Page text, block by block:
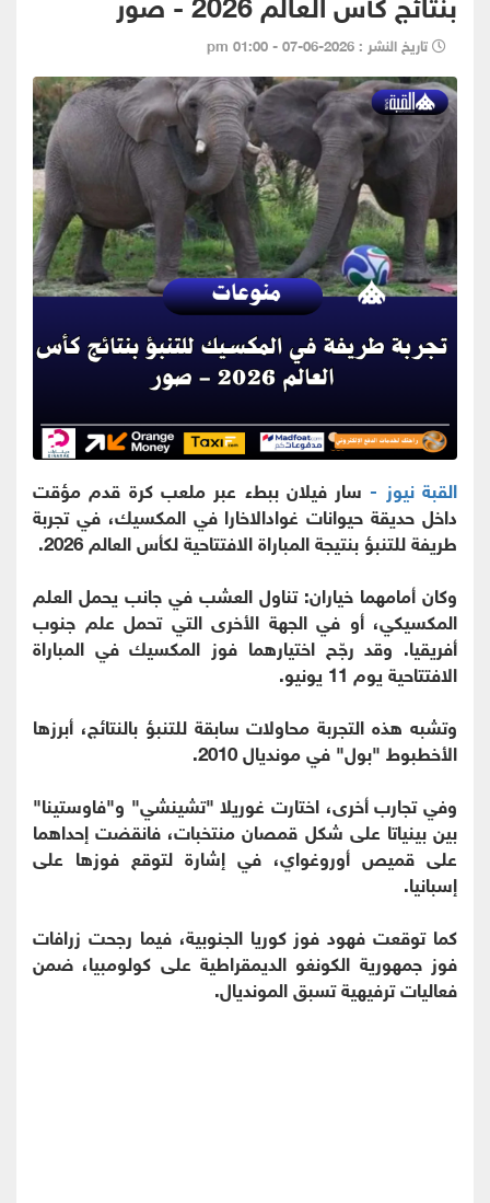
تاريخ النشر : 2026-06-07 - 01:00 pm
القبة نيوز - سار فيلان ببطء عبر ملعب كرة قدم مؤقت
داخل حديقة حيوانات غوادالاخارا في المكسيك، في تجربة
طريفة للتنبؤ بنتيجة المباراة الافتتاحية لكأس العالم 2026.
وكان أمامهما خياران: تناول العشب في جانب يحمل العلم
المكسيكي، أو في الجهة الأخرى التي تحمل علم جنوب
أفريقيا. وقد رجّح اختيارهما فوز المكسيك في المباراة
الافتتاحية يوم 11 يونيو.
وتشبه هذه التجربة محاولات سابقة للتنبؤ بالنتائج، أبرزها
الأخطبوط "بول" في مونديال 2010.
وفي تجارب أخرى، اختارت غوريلا "تشينشي" و"فاوستينا"
بين بينياتا على شكل قمصان منتخبات، فانقضت إحداهما
على قميص أوروغواي، في إشارة لتوقع فوزها على
إسبانيا.
كما توقعت فهود فوز كوريا الجنوبية، فيما رجحت زرافات
فوز جمهورية الكونغو الديمقراطية على كولومبيا، ضمن
فعاليات ترفيهية تسبق المونديال.